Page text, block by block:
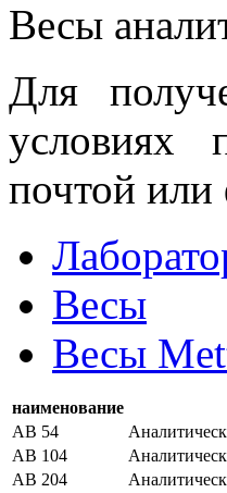
Весы
Для
условиях
почтой или
Весы
Весы
наименование
АВ 54
АВ 104
АВ 204